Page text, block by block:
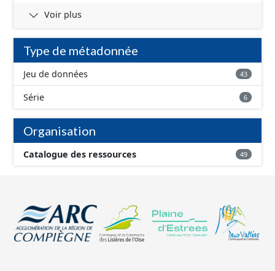
Voir plus
Type de métadonnée
Jeu de données 43
Série 6
Organisation
Catalogue des ressources 49